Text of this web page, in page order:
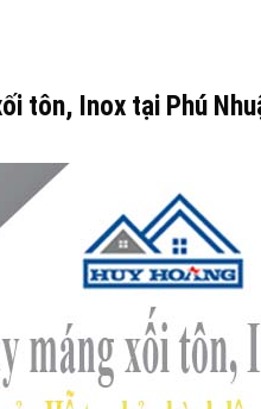
tôn, Inox tại Phú